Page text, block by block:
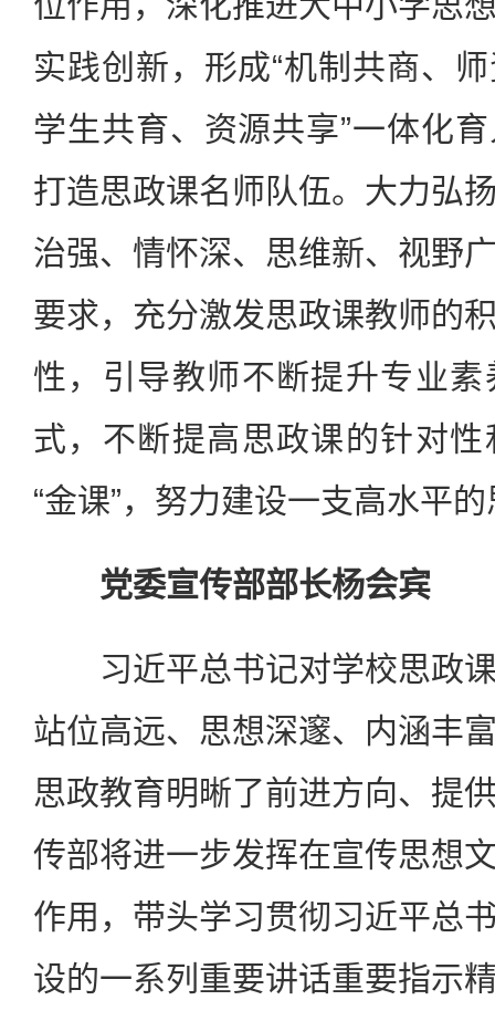
实践创新，形成“机制共商、
学生共育、资源共享”一体化
打造思政课名师队伍。大力弘
治强、情怀深、思维新、视野
要求，充分激发思政课教师的
性，引导教师不断提升专业
式，不断提高思政课的针对
“金课”，努力建设一支高水平
党委宣传部部长杨会宾
习近平总书记对学校思政课
站位高远、思想深邃、内涵丰
思政教育明晰了前进方向、提
传部将进一步发挥在宣传思想
作用，带头学习贯彻习近平总
设的一系列重要讲话重要指示